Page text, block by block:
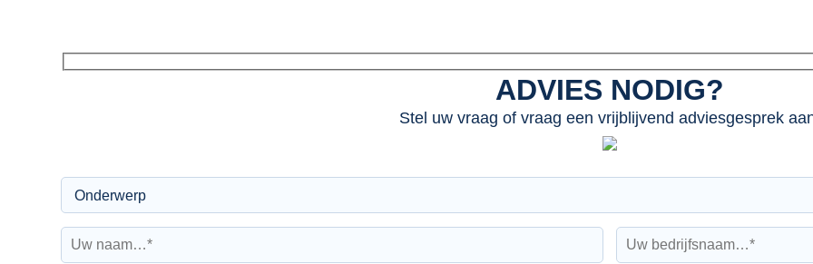
ADVIES NODIG?
Stel uw vraag of vraag een vrijblijvend adviesgesprek